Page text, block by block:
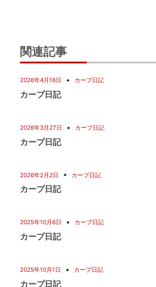
シ
ョ
関連記事
2026年4月16日 カープ日記
カープ日記
2026年3月27日 カープ日記
カープ日記
2026年2月2日 カープ日記
カープ日記
2025年10月6日 カープ日記
カープ日記
2025年10月1日 カープ日記
カープ日記